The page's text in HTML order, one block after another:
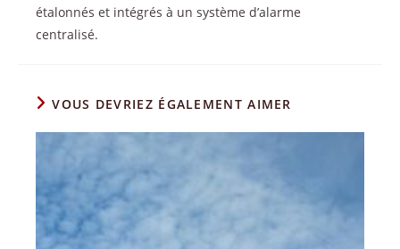
étalonnés et intégrés à un système d’alarme
centralisé.
VOUS DEVRIEZ ÉGALEMENT AIMER